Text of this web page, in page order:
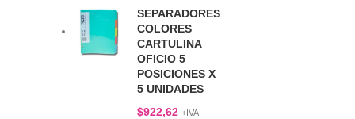
SEPARADORES
COLORES
CARTULINA
OFICIO 5
POSICIONES X
5 UNIDADES
$922,62 +IVA